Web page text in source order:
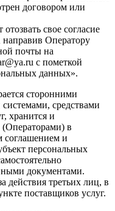
договором или
свое согласие
Оператору
почты на
с пометкой
данных».
сторонними
средствами
хранится и
(Операторами) в
соглашением и
персональных
документами.
действия третьих лиц, в
поставщиков услуг.